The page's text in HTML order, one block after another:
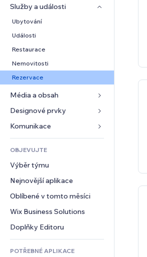
Mobilní zařízení
Analytika
Sociální sítě
SEO
Míra zapojení
Výpisy webu
Aplikace pro obchody
Doprava a doručení
Tlačítka pro prodej
Online kurzy
Tisk na vyžádání
Účetnictví
Služby a události
Ubytování
Události
Restaurace
Nemovitosti
Rezervace
Média a obsah
Galerie
Hudba
Podcasty
Fotografie
Video
PDF
Sdílení souborů
Novinky
Designové prvky
Mapy a navigace
Soukromí a bezpečnost
Hodiny
Šablony stránek
Efekty pro obrázky
Tlačítka a nabídky
Bannery a odznaky
Kalkulačky
Vyhledávání
Počasí
Formuláře
Ankety
Chat
Komentáře
Telefon
Komunita
Reference a recenze
CRM
OBJEVUJTE
Výběr týmu
Nejnovější aplikace
Oblíbené v tomto měsíci
Wix Business Solutions
Doplňky Editoru
POTŘEBNÉ APLIKACE